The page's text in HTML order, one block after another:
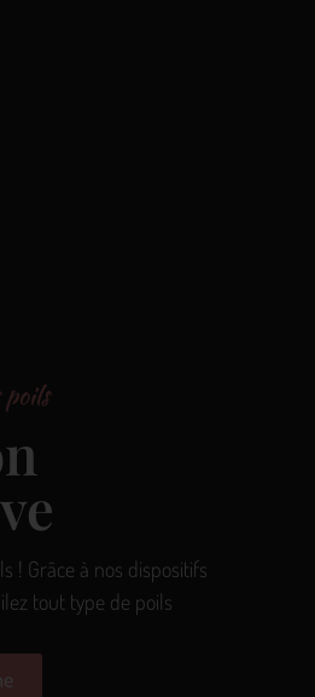
poils
! Grâce à nos dispositifs
tout type de poils